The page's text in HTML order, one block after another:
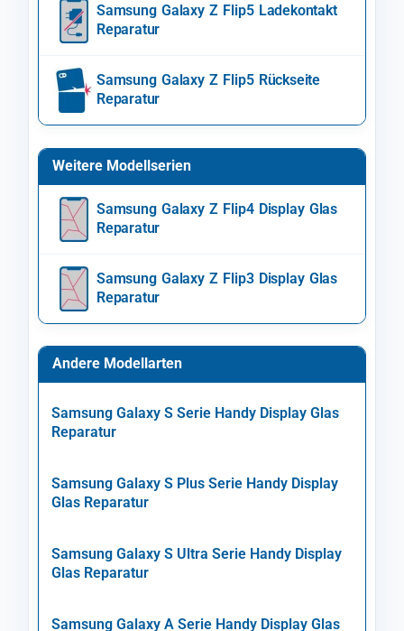
Samsung Galaxy Z Flip5 Ladekontakt
Reparatur
Samsung Galaxy Z Flip5 Rückseite
Reparatur
Weitere Modellserien
Samsung Galaxy Z Flip4 Display Glas
Reparatur
Samsung Galaxy Z Flip3 Display Glas
Reparatur
Andere Modellarten
Samsung Galaxy S Serie Handy Display Glas
Reparatur
Samsung Galaxy S Plus Serie Handy Display
Glas Reparatur
Samsung Galaxy S Ultra Serie Handy Display
Glas Reparatur
Samsung Galaxy A Serie Handy Display Glas